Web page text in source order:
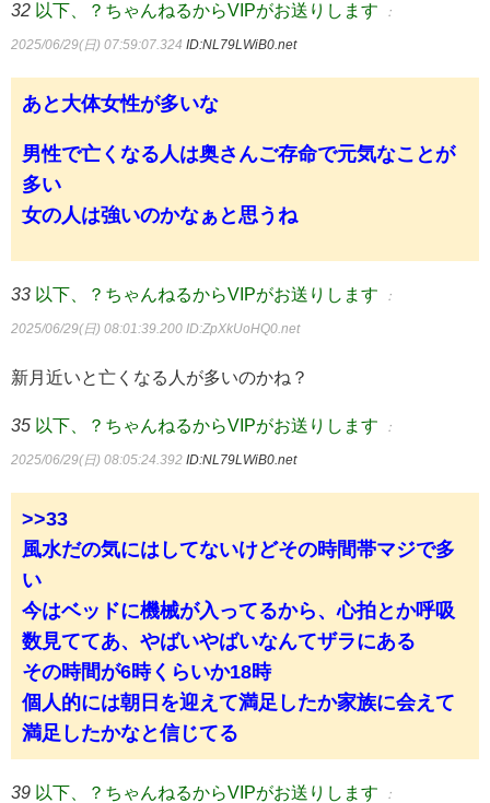
32 以下、？ちゃんねるからVIPがお送りします ：
2025/06/29(日) 07:59:07.324 ID:NL79LWiB0.net
あと大体女性が多いな
男性で亡くなる人は奥さんご存命で元気なことが
多い
女の人は強いのかなぁと思うね
33 以下、？ちゃんねるからVIPがお送りします ：
2025/06/29(日) 08:01:39.200 ID:ZpXkUoHQ0.net
新月近いと亡くなる人が多いのかね？
35 以下、？ちゃんねるからVIPがお送りします ：
2025/06/29(日) 08:05:24.392 ID:NL79LWiB0.net
>>33
風水だの気にはしてないけどその時間帯マジで多
い
今はベッドに機械が入ってるから、心拍とか呼吸
数見ててあ、やばいやばいなんてザラにある
その時間が6時くらいか18時
個人的には朝日を迎えて満足したか家族に会えて
満足したかなと信じてる
39 以下、？ちゃんねるからVIPがお送りします ：